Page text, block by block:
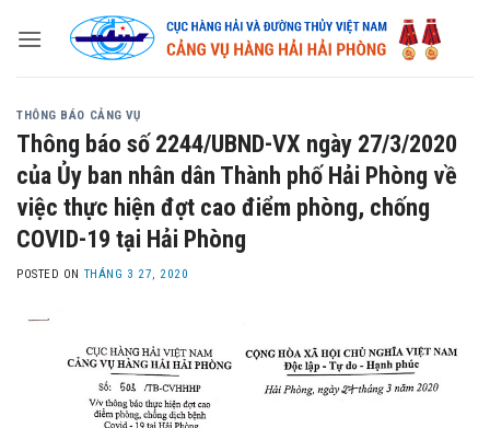
THÔNG BÁO CẢNG VỤ
Thông báo số 2244/UBND-VX ngày 27/3/2020
của Ủy ban nhân dân Thành phố Hải Phòng về
việc thực hiện đợt cao điểm phòng, chống
COVID-19 tại Hải Phòng
POSTED ON THÁNG 3 27, 2020